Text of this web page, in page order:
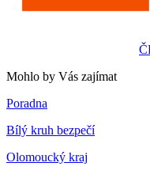
Mohlo by Vás zajímat
Poradna
Bílý kruh bezpečí
Olomoucký kraj